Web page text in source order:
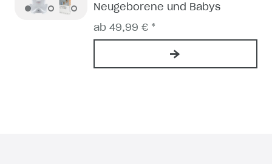
Neugeborene und Babys
ab 49,99 € *